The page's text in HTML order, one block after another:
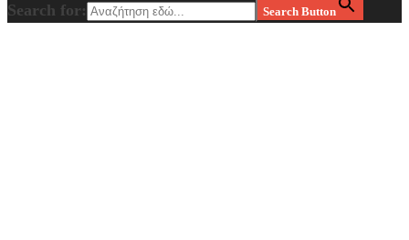
Search for: Search Button